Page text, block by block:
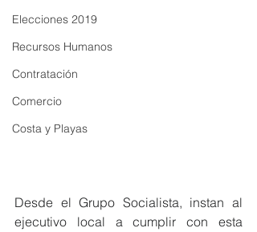
Elecciones 2019
Recursos Humanos
Contratación
Comercio
Costa y Playas
Desde el Grupo Socialista, instan al
ejecutivo local a cumplir con esta